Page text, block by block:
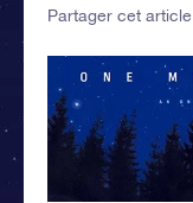
Partager cet